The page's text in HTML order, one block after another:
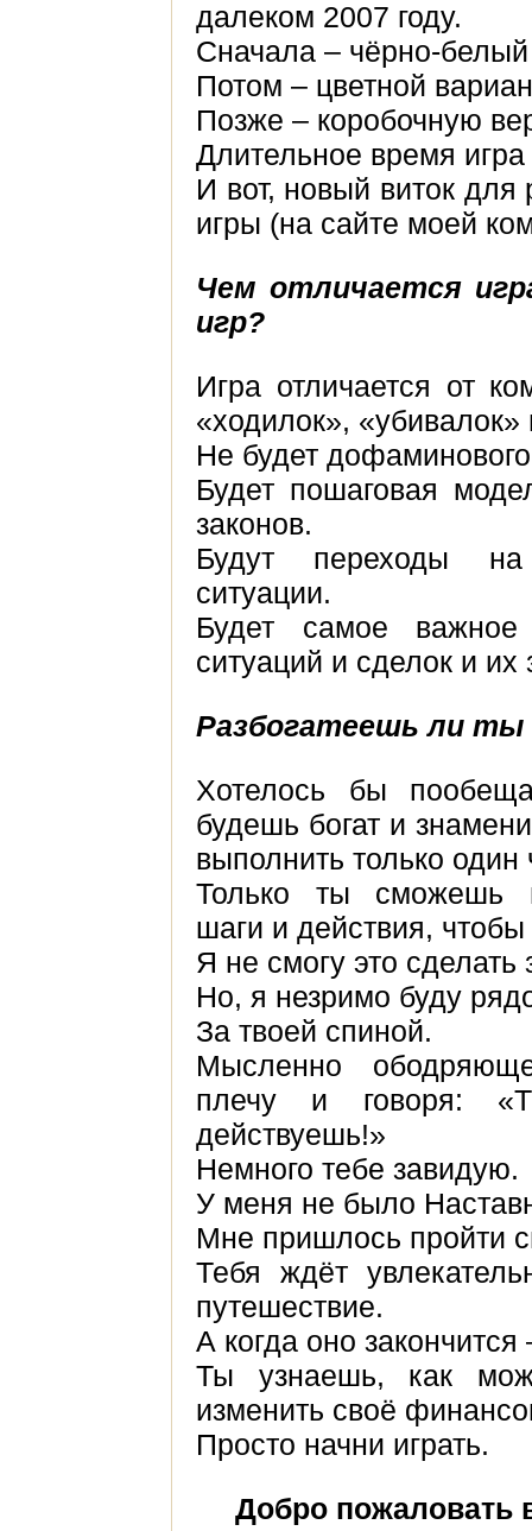
далеком 2007 году.
Сначала – чёрно-белый
Потом – цветной
Позже – коробочную
Длительное время
И вот, новый виток для
игры (на сайте моей
Чем отличается
игр?
Игра отличается от
«ходилок», «убивалок»
Не будет
Будет пошаговая
законов.
Будут переходы
ситуации.
Будет самое
ситуаций и сделок и их
Разбогатеешь ли ты
Хотелось бы
будешь богат и
выполнить только
Только ты сможешь
шаги и действия,
Я не смогу это сделать
Но, я незримо буду
За твоей спиной.
Мысленно
плечу и говоря:
действуешь!»
Немного тебе завидую.
У меня не было
Мне пришлось пройти
Тебя ждёт
путешествие.
А когда оно
Ты узнаешь, как
изменить своё
Просто начни играть.
Добро пожаловать